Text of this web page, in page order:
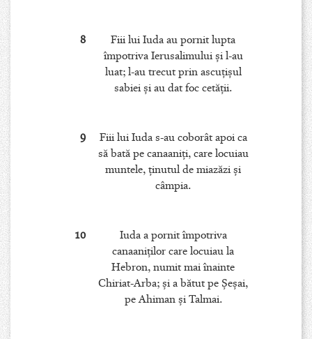
8
Fiii lui Iuda au pornit lupta
împotriva Ierusalimului şi l-au
luat; l-au trecut prin ascuţişul
sabiei şi au dat foc cetăţii.
9
Fiii lui Iuda s-au coborât apoi ca
să bată pe canaaniţi, care locuiau
muntele, ţinutul de miazăzi şi
câmpia.
10
Iuda a pornit împotriva
canaaniţilor care locuiau la
Hebron, numit mai înainte
Chiriat-Arba; şi a bătut pe Şeşai,
pe Ahiman şi Talmai.